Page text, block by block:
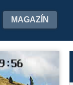
MAGAZÍN